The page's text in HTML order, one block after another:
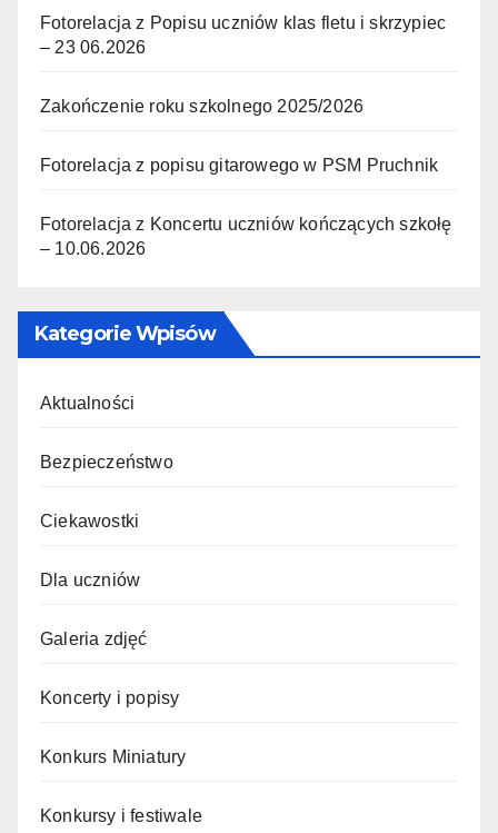
Fotorelacja z Popisu uczniów klas fletu i skrzypiec
– 23 06.2026
Zakończenie roku szkolnego 2025/2026
Fotorelacja z popisu gitarowego w PSM Pruchnik
Fotorelacja z Koncertu uczniów kończących szkołę
– 10.06.2026
Kategorie Wpisów
Aktualności
Bezpieczeństwo
Ciekawostki
Dla uczniów
Galeria zdjęć
Koncerty i popisy
Konkurs Miniatury
Konkursy i festiwale